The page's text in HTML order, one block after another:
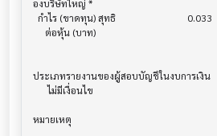
องบริษัทใหญ่ *
ประเภทรายงานของผู้สอบบัญชีในงบการเงิน
      ไม่มีเงื่อนไข
หมายเหตุ